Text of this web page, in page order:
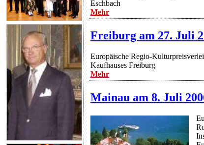
Eschbach
Mehr
Freiburg am 27. Juli
Europäische Regio-
Kaufhauses Freiburg
Mehr
Mainau am 8. Juli